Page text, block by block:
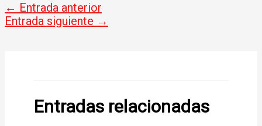
← Entrada anterior
Entrada siguiente →
Entradas relacionadas